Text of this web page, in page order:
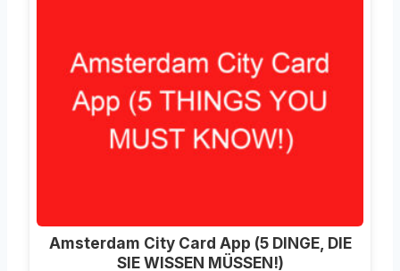
Amsterdam City Card App (5 DINGE, DIE
SIE WISSEN MÜSSEN!)